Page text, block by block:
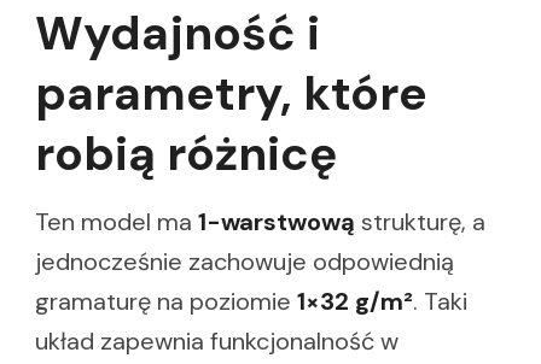
Wydajność i
parametry, które
robią różnicę
Ten model ma 1-warstwową strukturę, a
jednocześnie zachowuje odpowiednią
gramaturę na poziomie 1×32 g/m². Taki
układ zapewnia funkcjonalność w